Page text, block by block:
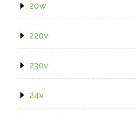
20w
220v
230v
24v